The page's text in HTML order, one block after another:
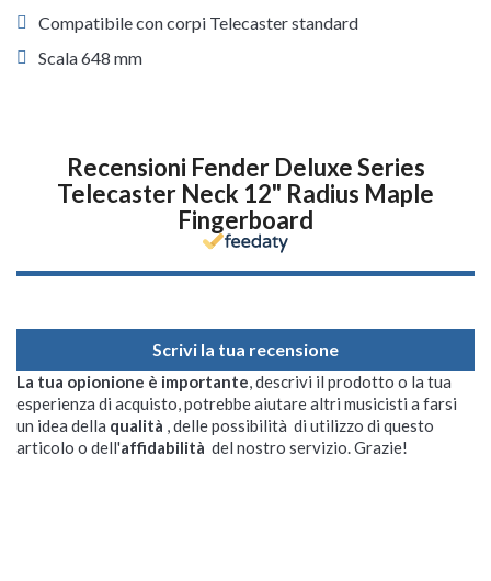
Compatibile con corpi Telecaster standard
Scala 648 mm
Recensioni Fender Deluxe Series
Telecaster Neck 12" Radius Maple
Fingerboard
Scrivi la tua recensione
La tua opionione è importante, descrivi il prodotto o la tua
esperienza di acquisto, potrebbe aiutare altri musicisti a farsi
un idea della qualità , delle possibilità di utilizzo di questo
articolo o dell'affidabilità del nostro servizio. Grazie!